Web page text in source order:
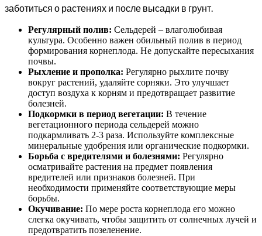
заботиться о растениях и после высадки в грунт.
Регулярный полив: Сельдерей – влаголюбивая
культура. Особенно важен обильный полив в период
формирования корнеплода. Не допускайте пересыхания
почвы.
Рыхление и прополка: Регулярно рыхлите почву
вокруг растений, удаляйте сорняки. Это улучшает
доступ воздуха к корням и предотвращает развитие
болезней.
Подкормки в период вегетации: В течение
вегетационного периода сельдерей можно
подкармливать 2-3 раза. Используйте комплексные
минеральные удобрения или органические подкормки.
Борьба с вредителями и болезнями: Регулярно
осматривайте растения на предмет появления
вредителей или признаков болезней. При
необходимости применяйте соответствующие меры
борьбы.
Окучивание: По мере роста корнеплода его можно
слегка окучивать, чтобы защитить от солнечных лучей и
предотвратить позеленение.